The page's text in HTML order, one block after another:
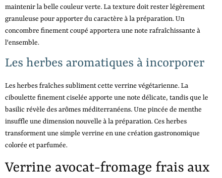
maintenir la belle couleur verte. La texture doit rester légèrement
granuleuse pour apporter du caractère à la préparation. Un
concombre finement coupé apportera une note rafraîchissante à
l'ensemble.
Les herbes aromatiques à incorporer
Les herbes fraîches subliment cette verrine végétarienne. La
ciboulette finement ciselée apporte une note délicate, tandis que le
basilic révèle des arômes méditerranéens. Une pincée de menthe
insuffle une dimension nouvelle à la préparation. Ces herbes
transforment une simple verrine en une création gastronomique
colorée et parfumée.
Verrine avocat-fromage frais aux